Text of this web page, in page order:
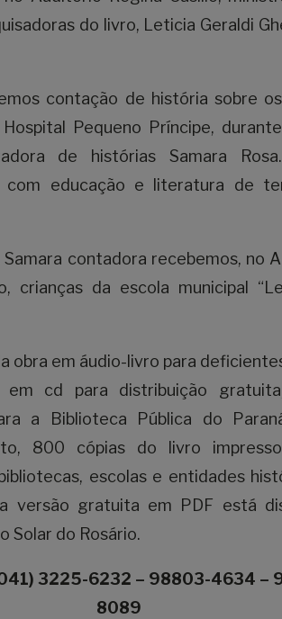
do livro, Leticia Geraldi
contação de história sobre
Hospital Pequeno Príncipe,
de histórias Samara
com educação e literatura de
Samara contadora recebemos, no
crianças da escola municipal
obra em áudio-livro para
em cd para distribuição
a Biblioteca Pública do
800 cópias do livro
escolas e entidades
versão gratuita em PDF está
Solar do Rosário.
3225-6232 – 98803-4634 –
8089